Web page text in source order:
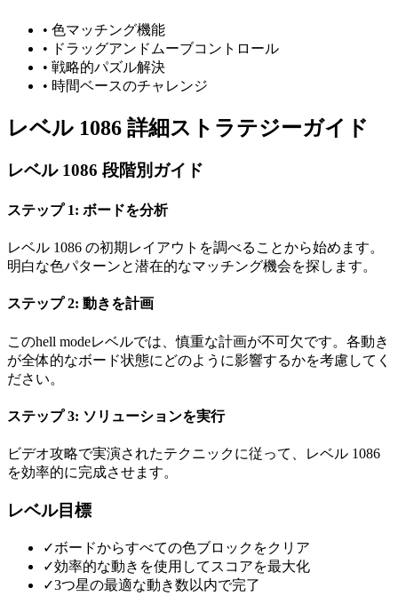
• 色マッチング機能
• ドラッグアンドムーブコントロール
• 戦略的パズル解決
• 時間ベースのチャレンジ
レベル 1086 詳細ストラテジーガイド
レベル 1086 段階別ガイド
ステップ 1: ボードを分析
レベル 1086 の初期レイアウトを調べることから始めます。
明白な色パターンと潜在的なマッチング機会を探します。
ステップ 2: 動きを計画
このhell modeレベルでは、慎重な計画が不可欠です。各動き
が全体的なボード状態にどのように影響するかを考慮してく
ださい。
ステップ 3: ソリューションを実行
ビデオ攻略で実演されたテクニックに従って、レベル 1086
を効率的に完成させます。
レベル目標
✓ボードからすべての色ブロックをクリア
✓効率的な動きを使用してスコアを最大化
✓3つ星の最適な動き数以内で完了